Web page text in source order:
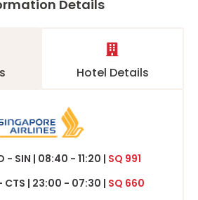
Details
Hotel Details
- SIN | 08:40 - 11:20 | SQ 991
CTS | 23:00 - 07:30 | SQ 660